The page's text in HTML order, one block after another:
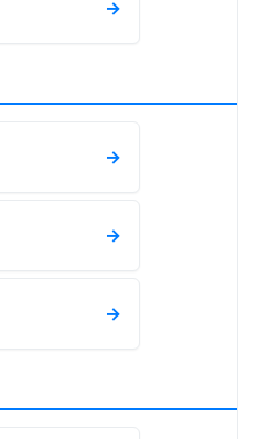
→
→
→
→